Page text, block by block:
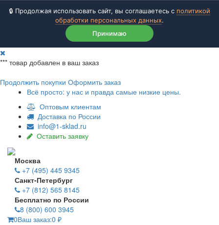
🔒 Продолжая использовать сайт, вы соглашаетесь с политикой
обработки персональных данных.
Принимаю
*** товар добавлен в ваш заказ
Продолжить покупки Оформить заказ
Всё просто: у нас и правда самые низкие цены.
Оптовым клиентам
Доставка по России
info@1-sklad.ru
Оставить заявку
Москва
+7 (495) 445 9345
Санкт-Петербург
+7 (812) 565 8145
Бесплатно по России
8 (800) 600 3945
0Ваш заказ:0 ₽